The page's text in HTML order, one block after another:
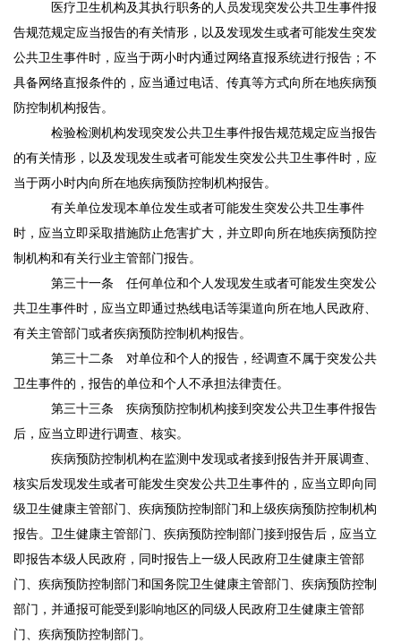
医疗卫生机构及其执行职务的人员发现突发公共卫生事件报
告规范规定应当报告的有关情形，以及发现发生或者可能发生突发
公共卫生事件时，应当于两小时内通过网络直报系统进行报告；不
具备网络直报条件的，应当通过电话、传真等方式向所在地疾病预
防控制机构报告。
检验检测机构发现突发公共卫生事件报告规范规定应当报告
的有关情形，以及发现发生或者可能发生突发公共卫生事件时，应
当于两小时内向所在地疾病预防控制机构报告。
有关单位发现本单位发生或者可能发生突发公共卫生事件
时，应当立即采取措施防止危害扩大，并立即向所在地疾病预防控
制机构和有关行业主管部门报告。
第三十一条 任何单位和个人发现发生或者可能发生突发公
共卫生事件时，应当立即通过热线电话等渠道向所在地人民政府、
有关主管部门或者疾病预防控制机构报告。
第三十二条 对单位和个人的报告，经调查不属于突发公共
卫生事件的，报告的单位和个人不承担法律责任。
第三十三条 疾病预防控制机构接到突发公共卫生事件报告
后，应当立即进行调查、核实。
疾病预防控制机构在监测中发现或者接到报告并开展调查、
核实后发现发生或者可能发生突发公共卫生事件的，应当立即向同
级卫生健康主管部门、疾病预防控制部门和上级疾病预防控制机构
报告。卫生健康主管部门、疾病预防控制部门接到报告后，应当立
即报告本级人民政府，同时报告上一级人民政府卫生健康主管部
门、疾病预防控制部门和国务院卫生健康主管部门、疾病预防控制
部门，并通报可能受到影响地区的同级人民政府卫生健康主管部
门、疾病预防控制部门。